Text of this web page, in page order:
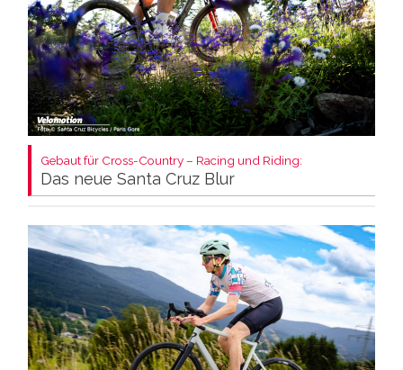
Gebaut für Cross-Country – Racing und Riding:
Das neue Santa Cruz Blur